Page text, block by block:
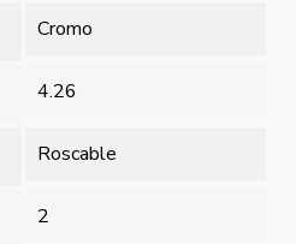
Cromo
4.26
Roscable
2